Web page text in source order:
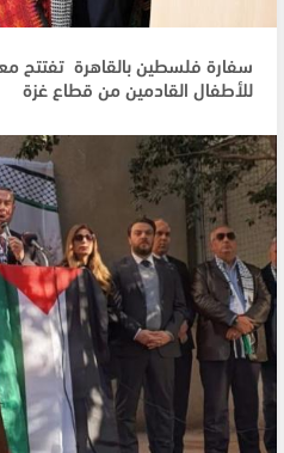
سفارة فلسطين بالقاهرة تفتتح
للأطفال القادمين من قطاع غزة